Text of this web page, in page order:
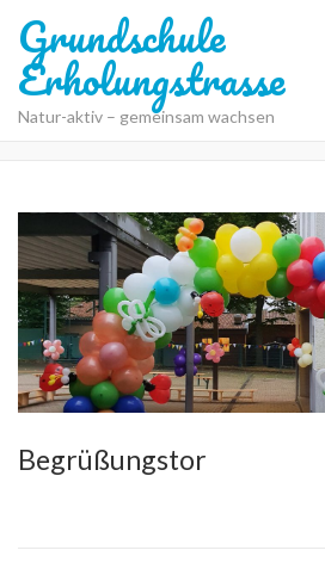
Grundschule
Erholungstrasse
Natur-aktiv – gemeinsam wachsen
Begrüßungstor